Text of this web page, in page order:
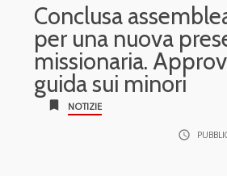
Conclusa
per una nuova
missionaria.
guida sui minori
bookmark NOTIZIE
access_time